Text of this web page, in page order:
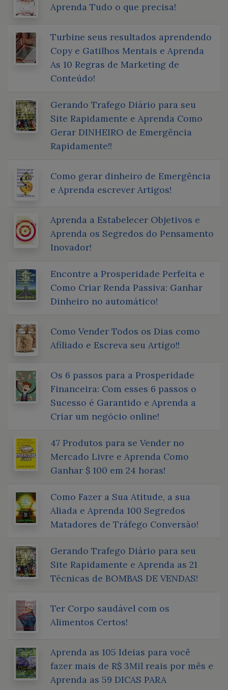
Aprenda Tudo o que precisa!
Turbine seus resultados aprendendo
Copy e Gatilhos Mentais e Aprenda
As 10 Regras de Marketing de
Conteúdo!
Gerando Trafego Diário para seu
Site Rapidamente e Aprenda Como
Gerar DINHEIRO de Emergência
Rapidamente!!
Como gerar dinheiro de Emergência
e Aprenda escrever Artigos!
Aprenda a Estabelecer Objetivos e
Aprenda os Segredos do Pensamento
Inovador!
Encontre a Prosperidade Perfeita e
Como Criar Renda Passiva: Ganhar
Dinheiro no automático!
Como Vender Todos os Dias como
Afiliado e Escreva seu Artigo!!
Os 6 passos para a Prosperidade
Financeira: Com esses 6 passos o
Sucesso é Garantido e Aprenda a
Criar um negócio online!
47 Produtos para se Vender no
Mercado Livre e Aprenda Como
Ganhar $ 100 em 24 horas!
Como Fazer a Sua Atitude, a sua
Aliada e Aprenda 100 Segredos
Matadores de Tráfego Conversão!
Gerando Trafego Diário para seu
Site Rapidamente e Aprenda as 21
Técnicas de BOMBAS DE VENDAS!
Ter Corpo saudável com os
Alimentos Certos!
Aprenda as 105 Ideias para você
fazer mais de R$ 3Mil reais por mês e
Aprenda as 59 DICAS PARA